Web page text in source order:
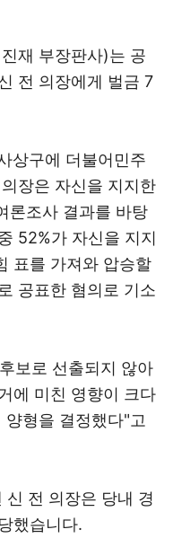
재 부장판사)는 공
전 의장에게 벌금 7
상구에 더불어민주
장은 자신을 지지한
론조사 결과를 바탕
52%가 자신을 지지
표를 가져와 압승할
공표한 혐의로 기소
보로 선출되지 않아
에 미친 영향이 크다
형을 결정했다"고
전 의장은 당내 경
했습니다.